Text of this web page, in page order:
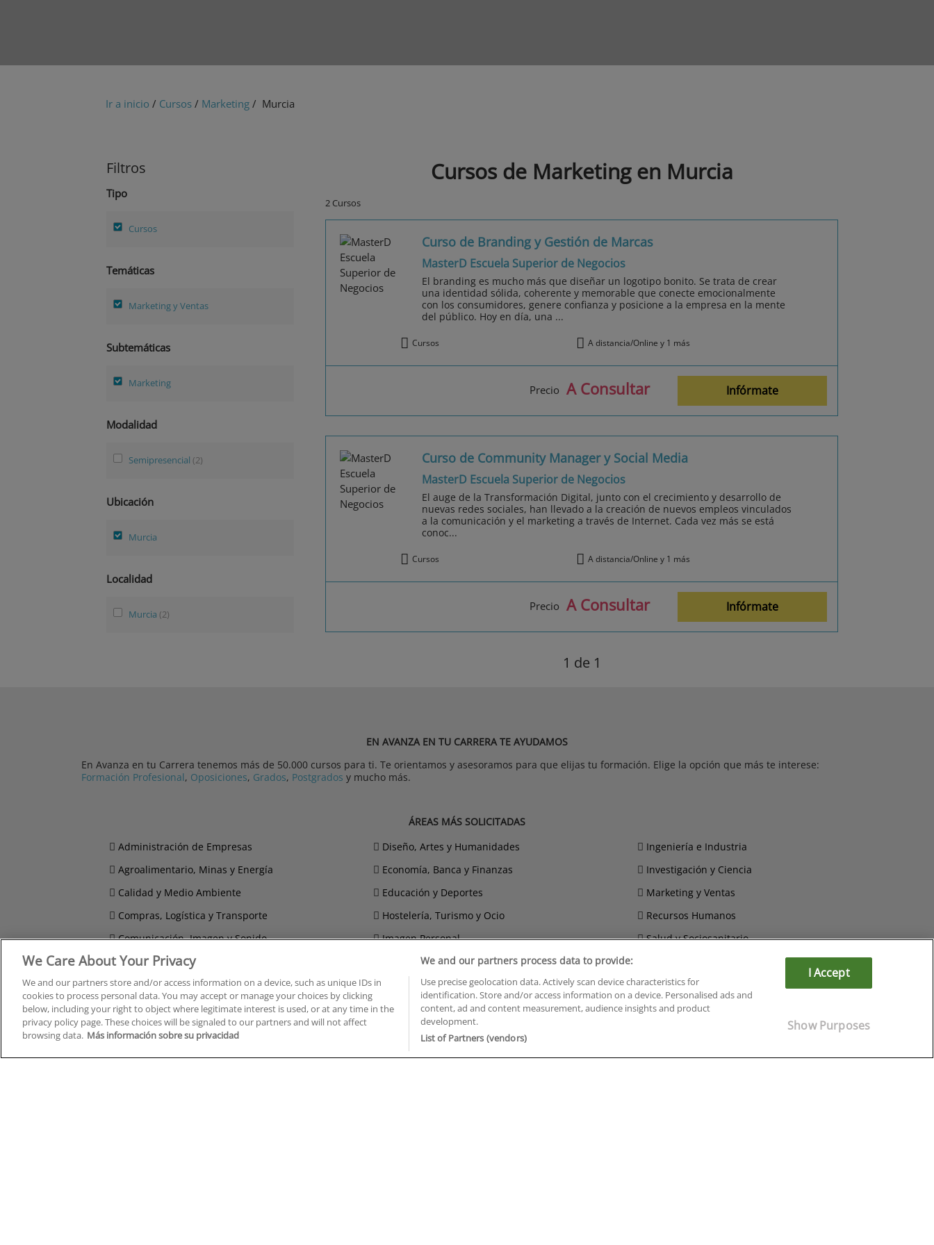
Ir a inicio / Cursos / Marketing / Murcia
Filtros
Tipo
Cursos
Temáticas
Marketing y Ventas
Subtemáticas
Marketing
Modalidad
Semipresencial (2)
Ubicación
Murcia
Localidad
Murcia (2)
Cursos de Marketing en Murcia
2 Cursos
Curso de Branding y Gestión de Marcas
MasterD Escuela Superior de Negocios
El branding es mucho más que diseñar un logotipo bonito. Se trata de crear
una identidad sólida, coherente y memorable que conecte emocionalmente
con los consumidores, genere confianza y posicione a la empresa en la mente
del público. Hoy en día, una ...
Cursos A distancia/Online y 1 más
Precio A Consultar Infórmate
Curso de Community Manager y Social Media
MasterD Escuela Superior de Negocios
El auge de la Transformación Digital, junto con el crecimiento y desarrollo de
nuevas redes sociales, han llevado a la creación de nuevos empleos vinculados
a la comunicación y el marketing a través de Internet. Cada vez más se está
conoc...
Cursos A distancia/Online y 1 más
Precio A Consultar Infórmate
1 de 1
EN AVANZA EN TU CARRERA TE AYUDAMOS
En Avanza en tu Carrera tenemos más de 50.000 cursos para ti. Te orientamos y asesoramos para que elijas tu formación. Elige la opción que más te interese:
Formación Profesional, Oposiciones, Grados, Postgrados y mucho más.
ÁREAS MÁS SOLICITADAS
Administración de Empresas
Agroalimentario, Minas y Energía
Calidad y Medio Ambiente
Compras, Logística y Transporte
Comunicación, Imagen y Sonido
Derecho y Seguridad
Diseño, Artes y Humanidades
Economía, Banca y Finanzas
Educación y Deportes
Hostelería, Turismo y Ocio
Imagen Personal
Informática y Telecomunicaciones
Ingeniería e Industria
Investigación y Ciencia
Marketing y Ventas
Recursos Humanos
Salud y Sociosanitario
BUSCA TUS CURSOS EN TU PROVINCIA
Cursos en A Coruña
Cursos en Alicante
Cursos en Cáceres
Cursos en La Rioja
Cursos en Las Palmas
Cursos en León
Cursos en Tenerife
We Care About Your Privacy
We and our partners store and/or access information on a device, such as unique IDs in
cookies to process personal data. You may accept or manage your choices by clicking
below, including your right to object where legitimate interest is used, or at any time in the
privacy policy page. These choices will be signaled to our partners and will not affect
browsing data. Más información sobre su privacidad
We and our partners process data to provide:
Use precise geolocation data. Actively scan device characteristics for
identification. Store and/or access information on a device. Personalised ads and
content, ad and content measurement, audience insights and product
development.
List of Partners (vendors)
I Accept
Show Purposes